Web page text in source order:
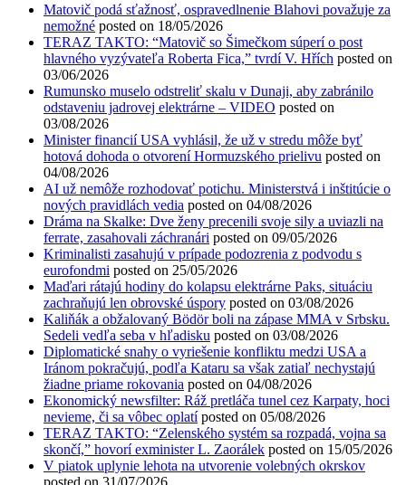
Matovič podá sťažnosť, ospravedlnenie Blahovi považuje za
nemožné posted on 18/05/2026
TERAZ TAKTO: “Matovič so Šimečkom súperí o post
hlavného vyzývateľa Roberta Fica,” tvrdí V. Hřích posted on
03/06/2026
Rumunsko muselo odstreliť skalu v Dunaji, aby zabránilo
odstaveniu jadrovej elektrárne – VIDEO posted on
03/08/2026
Minister financií USA vyhlásil, že už v stredu môže byť
hotová dohoda o otvorení Hormuzského prielivu posted on
04/08/2026
AI už nemôže rozhodovať potichu. Ministerstvá i inštitúcie o
nových pravidlách vedia posted on 04/08/2026
Dráma na Skalke: Dve ženy precenili svoje sily a uviazli na
ferrate, zasahovali záchranári posted on 09/05/2026
Kriminalisti zasahujú v prípade podozrenia z podvodu s
eurofondmi posted on 25/05/2026
Maďari rátajú hodiny do kolapsu elektrárne Paks, situáciu
zachraňujú len obrovské úspory posted on 03/08/2026
Kaliňák a obžalovaný Bödör boli na zápase MMA v Srbsku.
Sedeli vedľa seba v hľadisku posted on 03/08/2026
Diplomatické snahy o vyriešenie konfliktu medzi USA a
Iránom pokračujú, podľa Kataru sa však zatiaľ nechystajú
žiadne priame rokovania posted on 04/08/2026
Ekonomický newsfilter: Ráž pretláča tunel cez Karpaty, hoci
nevieme, či sa vôbec oplatí posted on 05/08/2026
TERAZ TAKTO: “Zelenského systém sa rozpadá, vojna sa
skončí,” hovorí exminister L. Zaorálek posted on 15/05/2026
V piatok uplynie lehota na utvorenie volebných okrskov
posted on 31/07/2026